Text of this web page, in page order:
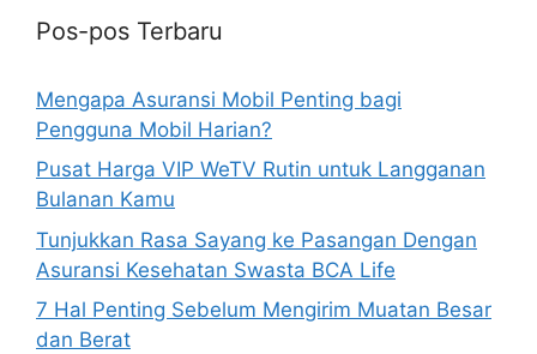
Pos-pos Terbaru
Mengapa Asuransi Mobil Penting bagi
Pengguna Mobil Harian?
Pusat Harga VIP WeTV Rutin untuk Langganan
Bulanan Kamu
Tunjukkan Rasa Sayang ke Pasangan Dengan
Asuransi Kesehatan Swasta BCA Life
7 Hal Penting Sebelum Mengirim Muatan Besar
dan Berat